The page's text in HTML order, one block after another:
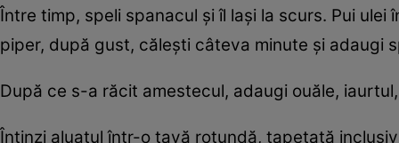
Între timp, speli spanacul și îl lași la scurs. Pui
piper, după gust, călești câteva minute și adaugi
După ce s-a răcit amestecul, adaugi ouăle,
Întinzi aluatul într-o tavă rotundă, tapetată